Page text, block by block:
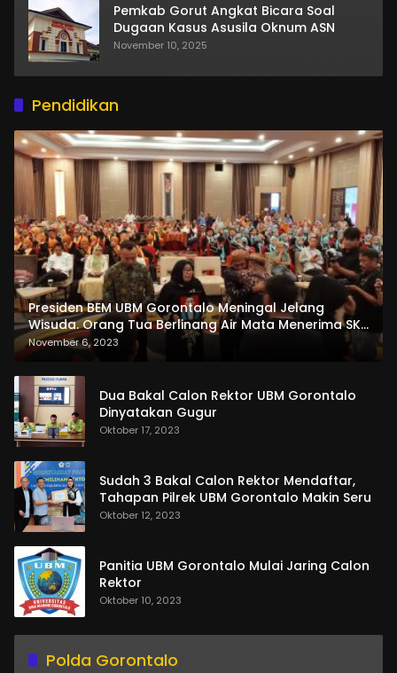
Pemkab Gorut Angkat Bicara Soal
Dugaan Kasus Asusila Oknum ASN
November 10, 2025
Pendidikan
Presiden BEM UBM Gorontalo Meningal Jelang
Wisuda. Orang Tua Berlinang Air Mata Menerima SKL
dan Pemasangan Salempang
November 6, 2023
Dua Bakal Calon Rektor UBM Gorontalo
Dinyatakan Gugur
Oktober 17, 2023
Sudah 3 Bakal Calon Rektor Mendaftar,
Tahapan Pilrek UBM Gorontalo Makin Seru
Oktober 12, 2023
Panitia UBM Gorontalo Mulai Jaring Calon
Rektor
Oktober 10, 2023
Polda Gorontalo